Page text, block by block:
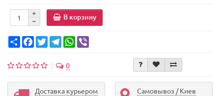
В корзину
Share FacebookTwitterTelegramWhatsApp
0
Доставка курьером Самовывоз / Киев